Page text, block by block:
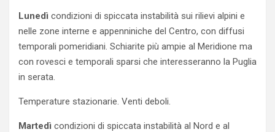
Lunedì condizioni di spiccata instabilità sui rilievi alpini e
nelle zone interne e appenniniche del Centro, con diffusi
temporali pomeridiani. Schiarite più ampie al Meridione ma
con rovesci e temporali sparsi che interesseranno la Puglia
in serata.
Temperature stazionarie. Venti deboli.
Martedì condizioni di spiccata instabilità al Nord e al